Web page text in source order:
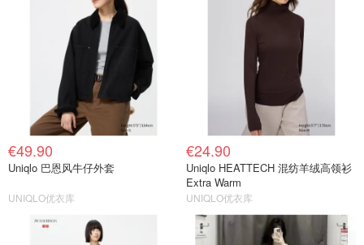
€49.90
Uniqlo 巴恩风牛仔外套
UNIQLO优衣库
€24.90
Uniqlo HEATTECH 混纺羊绒高领衫
Extra Warm
UNIQLO优衣库